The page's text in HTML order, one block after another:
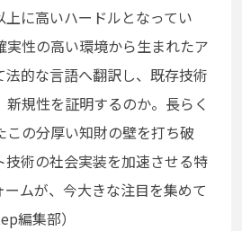
に高いハードルとなってい
実性の高い環境から生まれたア
的な言語へ翻訳し、既存技術
新規性を証明するのか。長らく
この分厚い知財の壁を打ち破
技術の社会実装を加速させる特
ムが、今大きな注目を集めて
編集部）